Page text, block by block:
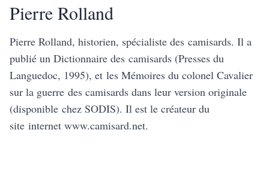
Pierre Rolland
Pierre Rolland, historien, spécialiste des camisards. Il a
publié un Dictionnaire des camisards (Presses du
Languedoc, 1995), et les Mémoires du colonel Cavalier
sur la guerre des camisards dans leur version originale
(disponible chez SODIS). Il est le créateur du
site internet www.camisard.net.